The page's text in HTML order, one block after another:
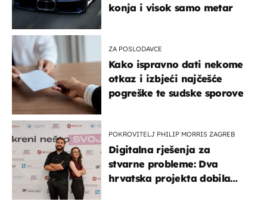
konja i visok samo metar
ZA POSLODAVCE
Kako ispravno dati nekome
otkaz i izbjeći najčešće
pogreške te sudske sporove
POKROVITELJ PHILIP MORRIS ZAGREB
Digitalna rješenja za
stvarne probleme: Dva
hrvatska projekta dobila